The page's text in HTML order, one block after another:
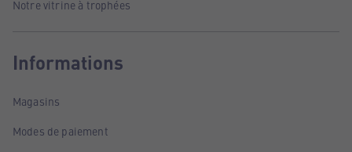
Notre vitrine à trophées
Informations
Magasins
Modes de paiement